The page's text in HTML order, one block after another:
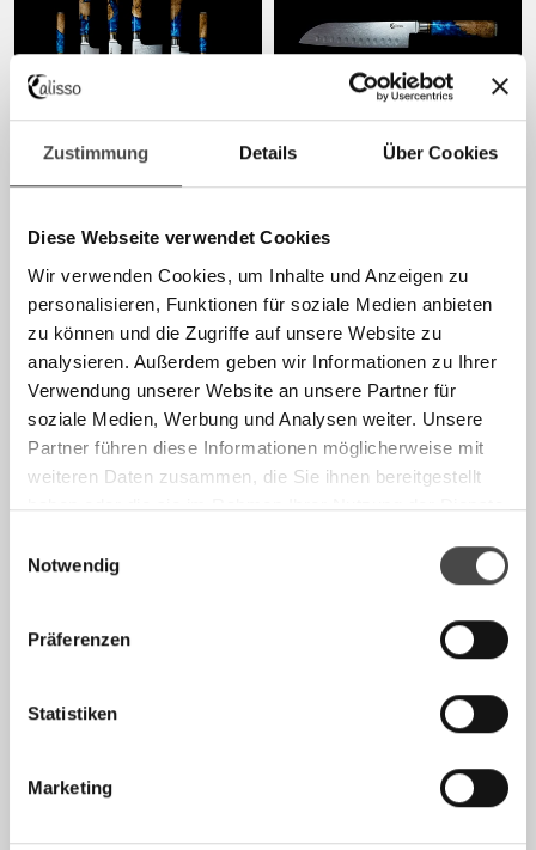
Zustimmung Details Über Cookies
Diese Webseite verwendet Cookies
Wir verwenden Cookies, um Inhalte und Anzeigen zu
personalisieren, Funktionen für soziale Medien anbieten
zu können und die Zugriffe auf unsere Website zu
analysieren. Außerdem geben wir Informationen zu Ihrer
Verwendung unserer Website an unsere Partner für
soziale Medien, Werbung und Analysen weiter. Unsere
Partner führen diese Informationen möglicherweise mit
weiteren Daten zusammen, die Sie ihnen bereitgestellt
haben oder die sie im Rahmen Ihrer Nutzung der Dienste
Notwendig
Präferenzen
Statistiken
Marketing
BROTMESSER
AB €120,00
AUSVERKAUFT
AQUAMARINE
SERVIERBRETT
AB €270,00
AB €790,00